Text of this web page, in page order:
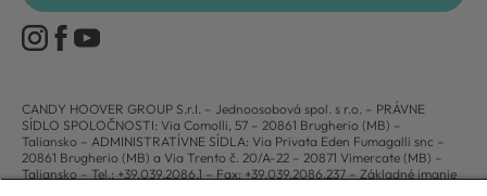
CANDY HOOVER GROUP S.r.I. – Jednoosobová spol. s r.o. – PRÁVNE
SÍDLO SPOLOČNOSTI: Via Comolli, 57 – 20861 Brugherio (MB) –
Taliansko – ADMINISTRATÍVNE SÍDLA: Via Privata Eden Fumagalli snc –
20861 Brugherio (MB) a Via Trento č. 20/A-22 – 20871 Vimercate (MB) –
Taliansko – Tel.: +39.039.2086.1 – Fax: +39.039.2086.237 – Základné imanie